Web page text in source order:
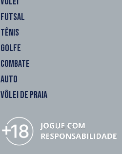
FUTSAL
TÊNIS
GOLFE
COMBATE
AUTO
VÔLEI DE PRAIA